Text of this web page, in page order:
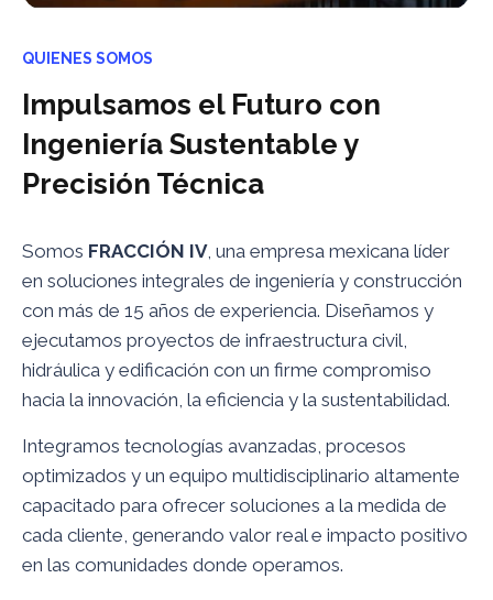
QUIENES SOMOS
Impulsamos el Futuro con
Ingeniería Sustentable y
Precisión Técnica
Somos FRACCIÓN IV, una empresa mexicana líder
en soluciones integrales de ingeniería y construcción
con más de 15 años de experiencia. Diseñamos y
ejecutamos proyectos de infraestructura civil,
hidráulica y edificación con un firme compromiso
hacia la innovación, la eficiencia y la sustentabilidad.
Integramos tecnologías avanzadas, procesos
optimizados y un equipo multidisciplinario altamente
capacitado para ofrecer soluciones a la medida de
cada cliente, generando valor real e impacto positivo
en las comunidades donde operamos.